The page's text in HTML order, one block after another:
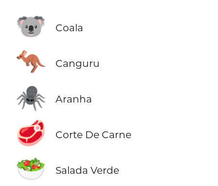
🐨 Coala
🦘 Canguru
🕷️ Aranha
🥩 Corte De Carne
🥗 Salada Verde